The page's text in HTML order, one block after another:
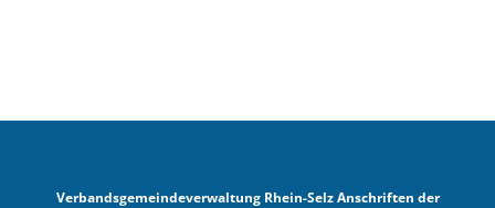
Verbandsgemeindeverwaltung Rhein-Selz Anschriften der